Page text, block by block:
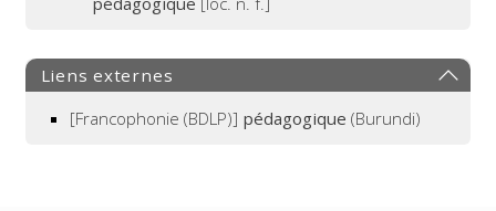
Liens externes
[Francophonie (BDLP)] pédagogique (Burundi)